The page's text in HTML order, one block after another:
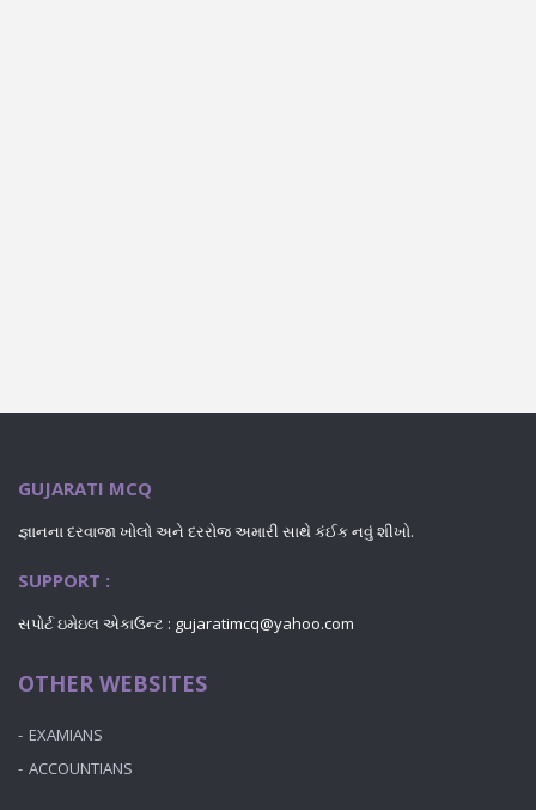
GUJARATI MCQ
જ્ઞાનના દરવાજા ખોલો અને દરરોજ અમારી સાથે કંઈક નવું શીખો.
SUPPORT :
સપોર્ટ ઇમેઇલ એકાઉન્ટ : gujaratimcq@yahoo.com
OTHER WEBSITES
EXAMIANS
ACCOUNTIANS